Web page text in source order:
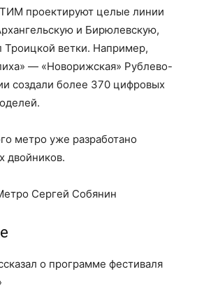
проектируют целые линии
и Бирюлевскую,
Троицкой ветки. Например,
— «Новорижская» Рублево-
создали более 370 цифровых
метро уже разработано
двойников.
Сергей Собянин
о программе фестиваля